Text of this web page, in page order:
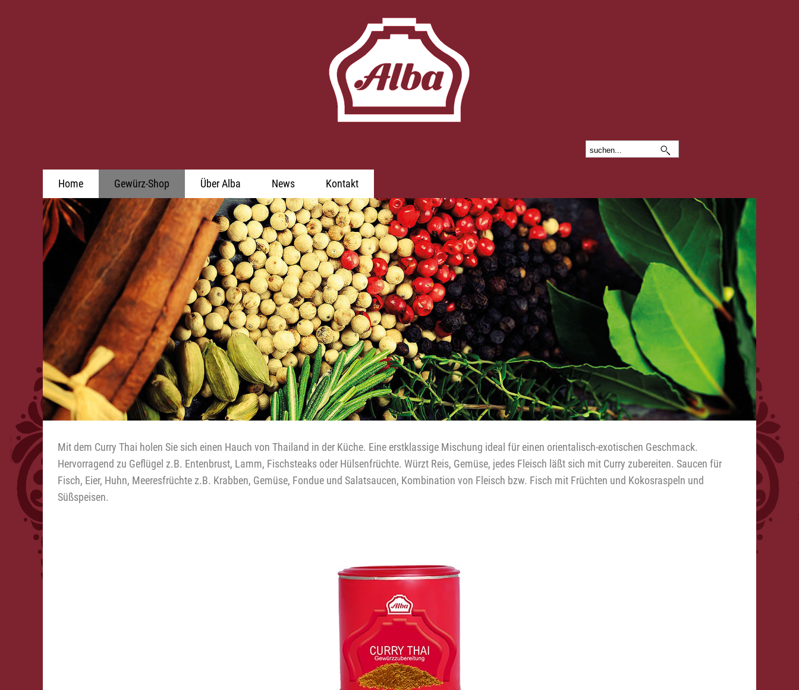
Home Gewürz-Shop Über Alba News Kontakt
Sie sind hier: Gewürz-Shop Currys
Curry Thai Gewürzzubereitung
Mit dem Curry Thai holen Sie sich einen Hauch von Thailand in der Küche. Eine erstklassige Mischung ideal für einen orientalisch-exotischen Geschmack.
Hervorragend zu Geflügel z.B. Entenbrust, Lamm, Fischsteaks oder Hülsenfrüchte. Würzt Reis, Gemüse, jedes Fleisch läßt sich mit Curry zubereiten. Saucen für
Fisch, Eier, Huhn, Meeresfrüchte z.B. Krabben, Gemüse, Fondue und Salatsaucen, Kombination von Fleisch bzw. Fisch mit Früchten und Kokosraspeln und
Süßspeisen.